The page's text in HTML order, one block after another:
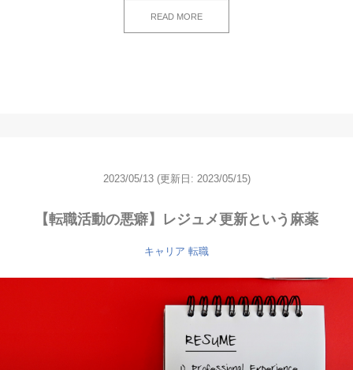
READ MORE
2023/05/13 (更新日: 2023/05/15)
【転職活動の悪癖】レジュメ更新という麻薬
キャリア 転職